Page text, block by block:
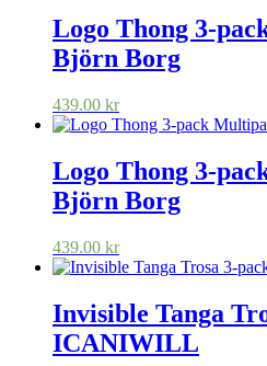
Logo Thong
Björn Borg
439.00 kr
Logo Thong
Björn Borg
439.00 kr
Invisible Tanga
ICANIWILL